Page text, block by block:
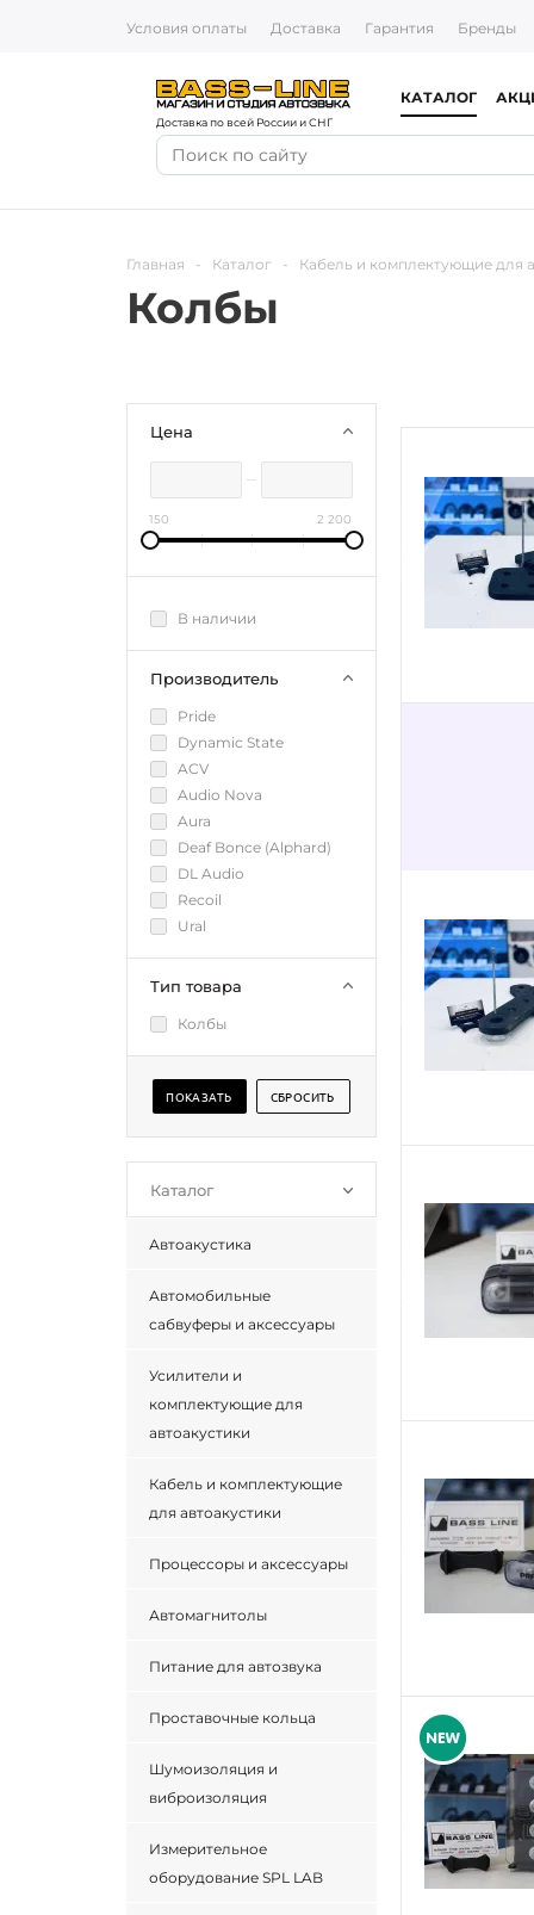
Условия оплаты Доставка Гарантия Бренды
Доставка по всей России и СНГ
КАТАЛОГ
Главная - Каталог - Кабель и комплектующие для
Колбы
Цена
150 2 200
В наличии
Производитель
Pride
Dynamic State
ACV
Audio Nova
Aura
Deaf Bonce (Alphard)
DL Audio
Recoil
Ural
Тип товара
Колбы
Каталог
Автоакустика
Автомобильные
сабвуферы и аксессуары
Усилители и
комплектующие для
автоакустики
Кабель и комплектующие
для автоакустики
Процессоры и аксессуары
Автомагнитолы
Питание для автозвука
Проставочные кольца
Шумоизоляция и
виброизоляция
Измерительное
оборудование SPL LAB